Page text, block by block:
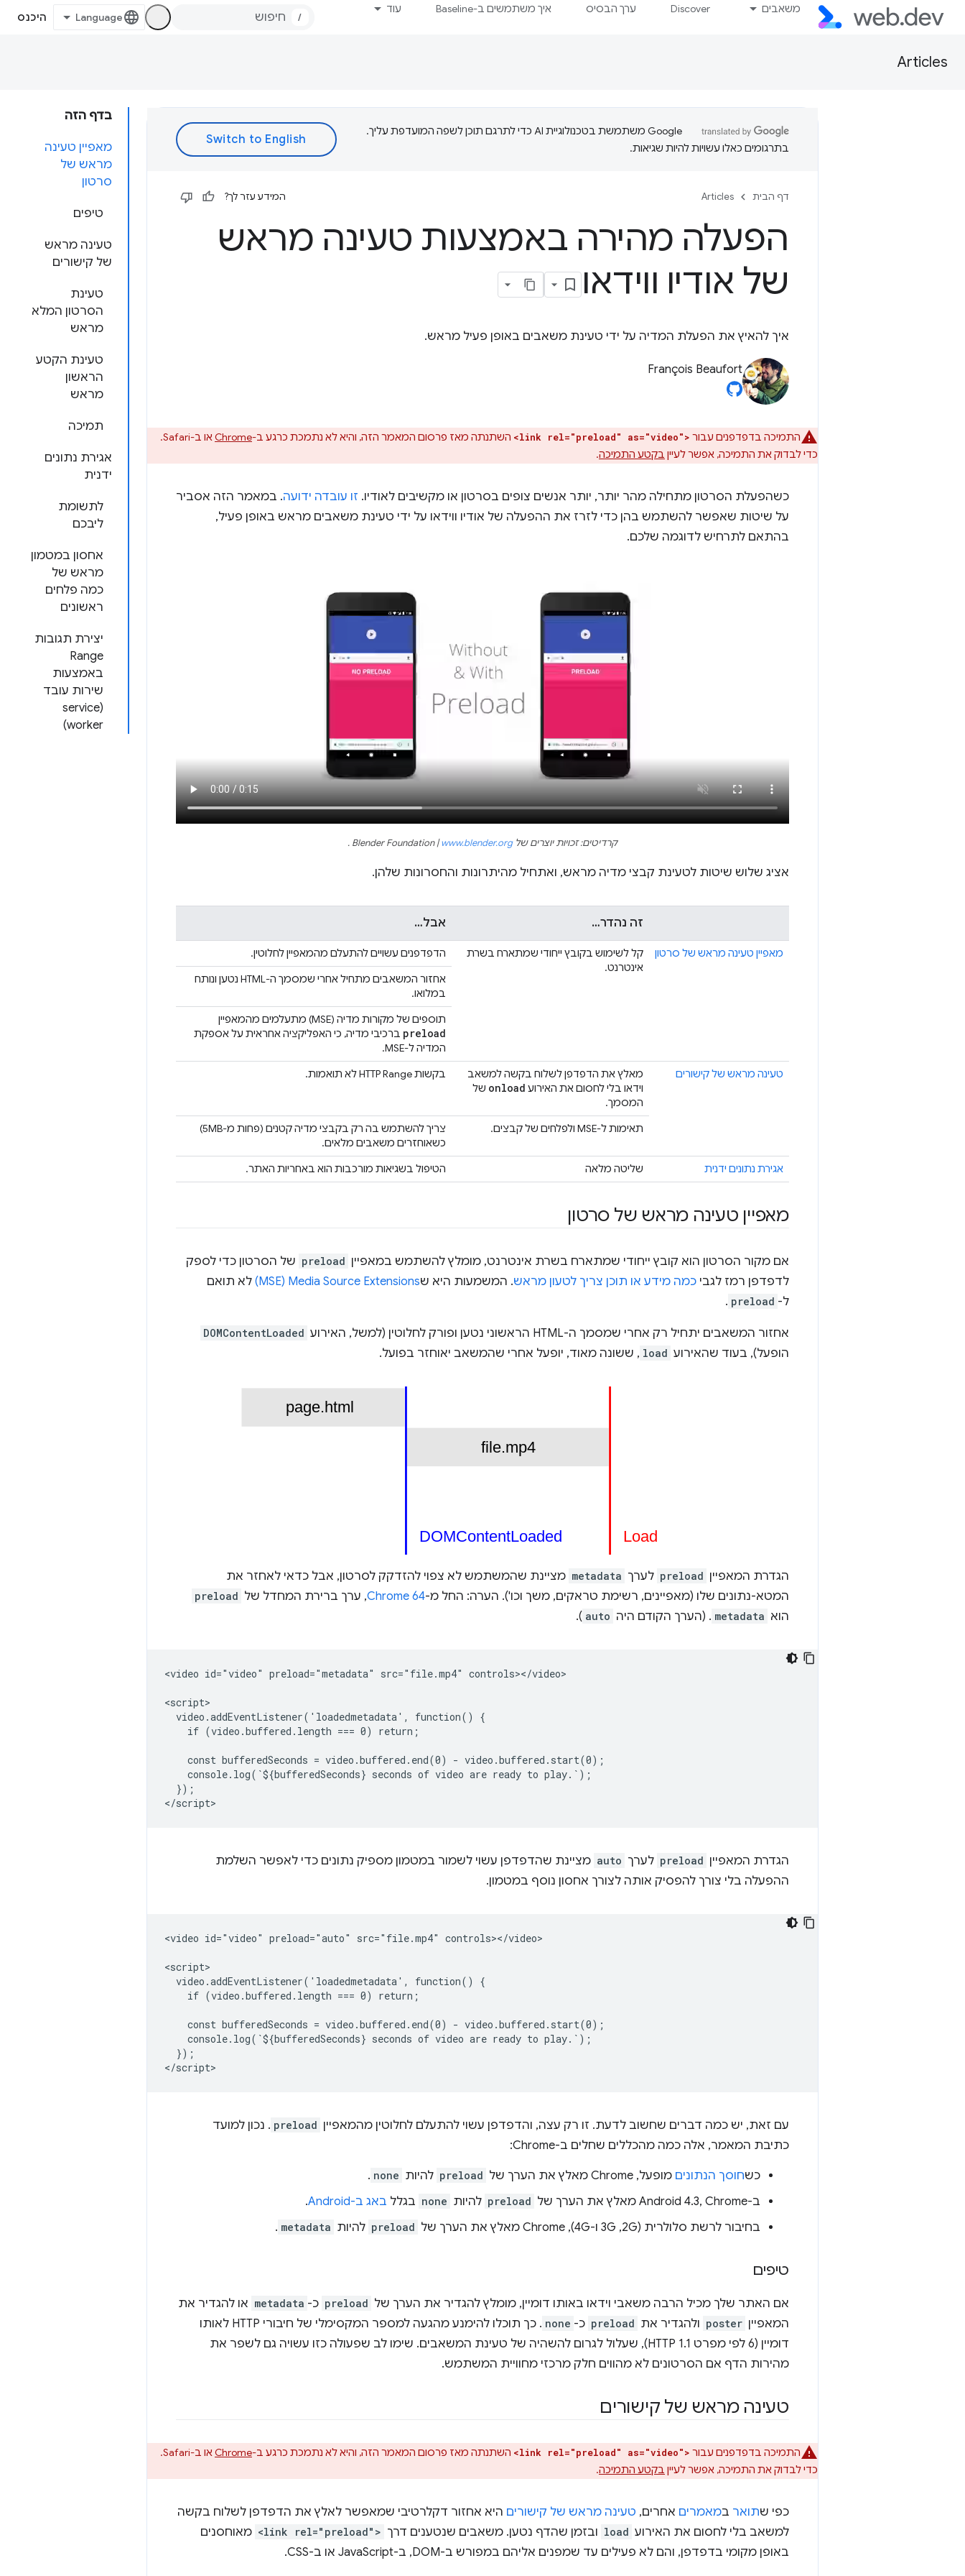
משאבים Discover ערך הבסיס איך משתמשים ב-Baseline עוד
/ היכנס
Articles
בדף הזה
מאפיין טעינה
מראש של
סרטון
טיפים
טעינה מראש
של קישורים
טעינת
הסרטון המלא
מראש
טעינת הקטע
הראשון
מראש
תמיכה
אגירת נתונים
ידנית
לתשומת
ליבכם
אחסון במטמון
מראש של
כמה פלחים
ראשונים
יצירת תגובות
Range
באמצעות
שירות עובד
(service
worker)
‫Google משתמשת בטכנולוגיית AI כדי לתרגם תוכן לשפה המועדפת עליך.
בתרגומים כאלו עשויות להיות שגיאות.
דף הבית Articles המידע עזר לך?
הפעלה מהירה באמצעות טעינה מראש
של אודיו ווידאו
איך להאיץ את הפעלת המדיה על ידי טעינת משאבים באופן פעיל מראש.
François Beaufort
התמיכה בדפדפנים עבור <link rel="preload" as="video"> השתנתה מאז פרסום המאמר הזה, והיא לא נתמכת כרגע ב-Chrome
או ב-Safari.
כדי לבדוק את התמיכה, אפשר לעיין בקטע התמיכה.
כשהפעלת הסרטון מתחילה מהר יותר, יותר אנשים צופים בסרטון או מקשיבים לאודיו. זו עובדה ידועה. במאמר הזה אסביר
על שיטות שאפשר להשתמש בהן כדי לזרז את ההפעלה של אודיו ווידאו על ידי טעינת משאבים מראש באופן פעיל,
בהתאם לתרחיש לדוגמה שלכם.
קרדיטים: זכויות יוצרים של Blender Foundation |www.blender.org
.
אציג שלוש שיטות לטעינת קבצי מדיה מראש, ואתחיל מהיתרונות והחסרונות שלהן.
זה נהדר… אבל…
מאפיין טעינה מראש של סרטון
קל לשימוש בקובץ ייחודי שמתארח בשרת
אינטרנט.
הדפדפנים עשויים להתעלם מהמאפיין לחלוטין.
אחזור המשאבים מתחיל אחרי שמסמך ה-HTML נטען ונותח
במלואו.
תוספים של מקורות מדיה (MSE) מתעלמים מהמאפיין
preload ברכיבי מדיה, כי האפליקציה אחראית על אספקת
המדיה ל-MSE.
טעינה מראש של קישורים
מאלץ את הדפדפן לשלוח בקשה למשאב
וידאו בלי לחסום את האירוע onload של
המסמך.
בקשות HTTP Range לא תואמות.
תאימות ל-MSE ולפלחים של קבצים.
צריך להשתמש בה רק בקבצי מדיה קטנים (פחות מ-5MB)
כשאוחזרים משאבים מלאים.
אגירת נתונים ידנית
שליטה מלאה הטיפול בשגיאות מורכבות הוא באחריות האתר.
מאפיין טעינה מראש של סרטון
אם מקור הסרטון הוא קובץ ייחודי שמתארח בשרת אינטרנט, מומלץ להשתמש במאפיין preload של הסרטון כדי לספק
לדפדפן רמז לגבי כמה מידע או תוכן צריך לטעון מראש. המשמעות היא שMedia Source Extensions‏ (MSE)
לא תואם
ל- preload
.
אחזור המשאבים יתחיל רק אחרי שמסמך ה-HTML הראשוני נטען ופורק לחלוטין (למשל, האירוע DOMContentLoaded
הופעל), בעוד שהאירוע load , ששונה מאוד, יופעל אחרי שהמשאב יאוחזר בפועל.
הגדרת המאפיין preload לערך metadata מציינת שהמשתמש לא צפוי להזדקק לסרטון, אבל כדאי לאחזר את
המטא-נתונים שלו (מאפיינים, רשימת טראקים, משך וכו'). הערה: החל מ-Chrome 64, ערך ברירת המחדל של preload
הוא metadata . (הערך הקודם היה auto
).
<video id="video" preload="metadata" src="file.mp4" controls></video>
<script>
  video.addEventListener('loadedmetadata', function() {
    if (video.buffered.length === 0) return;
    const bufferedSeconds = video.buffered.end(0) - video.buffered.start(0);
    console.log(`${bufferedSeconds} seconds of video are ready to play.`);
  });
הגדרת המאפיין preload לערך auto מציינת שהדפדפן עשוי לשמור במטמון מספיק נתונים כדי לאפשר השלמת
ההפעלה בלי צורך להפסיק אותה לצורך אחסון נוסף במטמון.
<video id="video" preload="auto" src="file.mp4" controls></video>
<script>
  video.addEventListener('loadedmetadata', function() {
    if (video.buffered.length === 0) return;
    const bufferedSeconds = video.buffered.end(0) - video.buffered.start(0);
    console.log(`${bufferedSeconds} seconds of video are ready to play.`);
  });
עם זאת, יש כמה דברים שחשוב לדעת. זו רק עצה, והדפדפן עשוי להתעלם לחלוטין מהמאפיין preload . נכון למועד
כתיבת המאמר, אלה כמה מהכללים שחלים ב-Chrome:
כשחוסך הנתונים מופעל, Chrome מאלץ את הערך של preload להיות none
.
ב-Android 4.3, Chrome מאלץ את הערך של
preload להיות none בגלל באג ב-Android
.
בחיבור לרשת סלולרית (2G,‏ 3G ו-4G), Chrome מאלץ את הערך של
preload להיות metadata
.
טיפים
אם האתר שלך מכיל הרבה משאבי וידאו באותו דומיין, מומלץ להגדיר את הערך של preload כ- metadata או להגדיר את
המאפיין poster ולהגדיר את preload כ- none
. כך תוכלו להימנע מהגעה למספר המקסימלי של חיבורי HTTP לאותו
דומיין (6 לפי מפרט HTTP 1.1), שעלול לגרום להשהיה של טעינת המשאבים. שימו לב שפעולה כזו עשויה גם לשפר את
מהירות הדף אם הסרטונים לא מהווים חלק מרכזי מחוויית המשתמש.
טעינה מראש של קישורים
התמיכה בדפדפנים עבור <link rel="preload" as="video"> השתנתה מאז פרסום המאמר הזה, והיא לא נתמכת כרגע ב-Chrome
או ב-Safari.
כדי לבדוק את התמיכה, אפשר לעיין בקטע התמיכה.
כפי שתואר במאמרים אחרים, טעינה מראש של קישורים היא אחזור דקלרטיבי שמאפשר לאלץ את הדפדפן לשלוח בקשה
למשאב בלי לחסום את האירוע load ובזמן שהדף נטען. משאבים שנטענים דרך <link rel="preload"> מאוחסנים
באופן מקומי בדפדפן, והם לא פעילים עד שמפנים אליהם במפורש ב-DOM, ב-JavaScript או ב-CSS.